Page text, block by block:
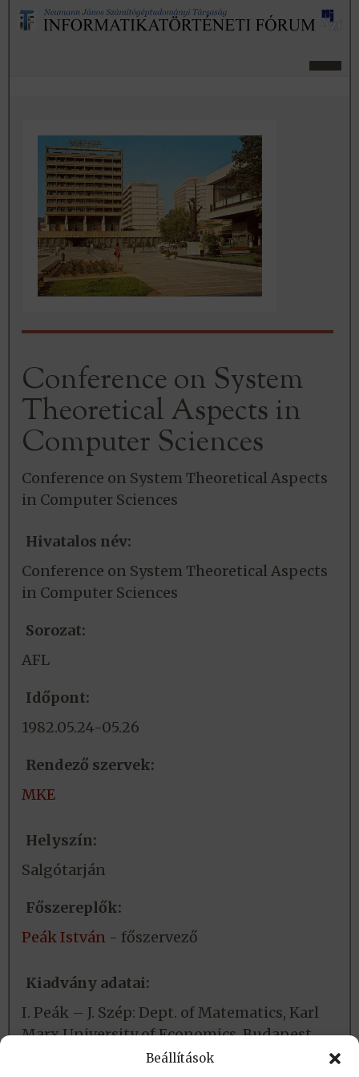
Beállítások
Conference on System
Theoretical Aspects in
Computer Sciences
Conference on System Theoretical Aspects
in Computer Sciences
Hivatalos név:
Conference on System Theoretical Aspects
in Computer Sciences
Sorozat:
AFL
Időpont:
1982.05.24-05.26
Rendező szervek:
MKE
Helyszín:
Salgótarján
Főszereplők:
Peák István - főszervező
Kiadvány adatai:
I. Peák – J. Szép: Dept. of Matematics, Karl
Marx University of Economics. Budapest.